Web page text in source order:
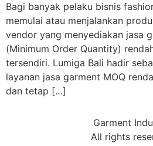
Bagi banyak pelaku bisnis
memulai atau menjalankan
vendor yang menyediakan jasa
(Minimum Order Quantity)
tersendiri. Lumiga Bali hadir
layanan jasa garment MOQ
dan tetap […]
Garment
All rights